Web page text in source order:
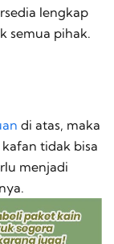
lengkap
semua pihak.
di atas, maka
tidak bisa
menjadi